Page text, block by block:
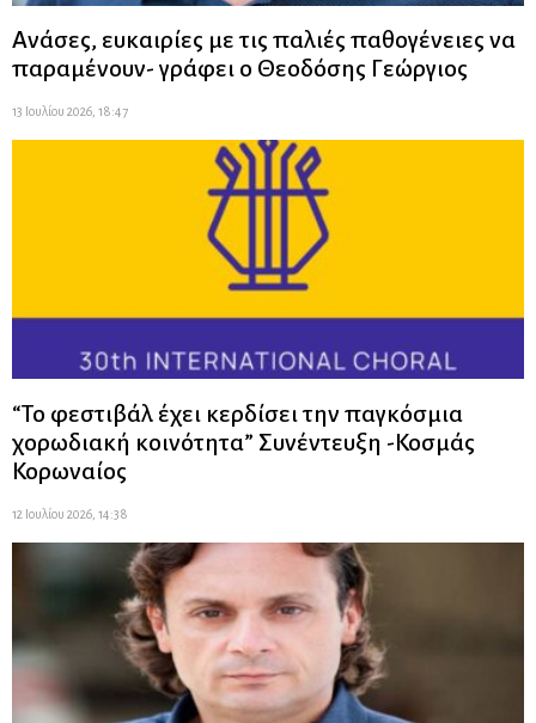
Ανάσες, ευκαιρίες με τις παλιές παθογένειες να
παραμένουν- γράφει ο Θεοδόσης Γεώργιος
13 Ιουλίου 2026, 18:47
“Το φεστιβάλ έχει κερδίσει την παγκόσμια
χορωδιακή κοινότητα” Συνέντευξη -Κοσμάς
Κορωναίος
12 Ιουλίου 2026, 14:38